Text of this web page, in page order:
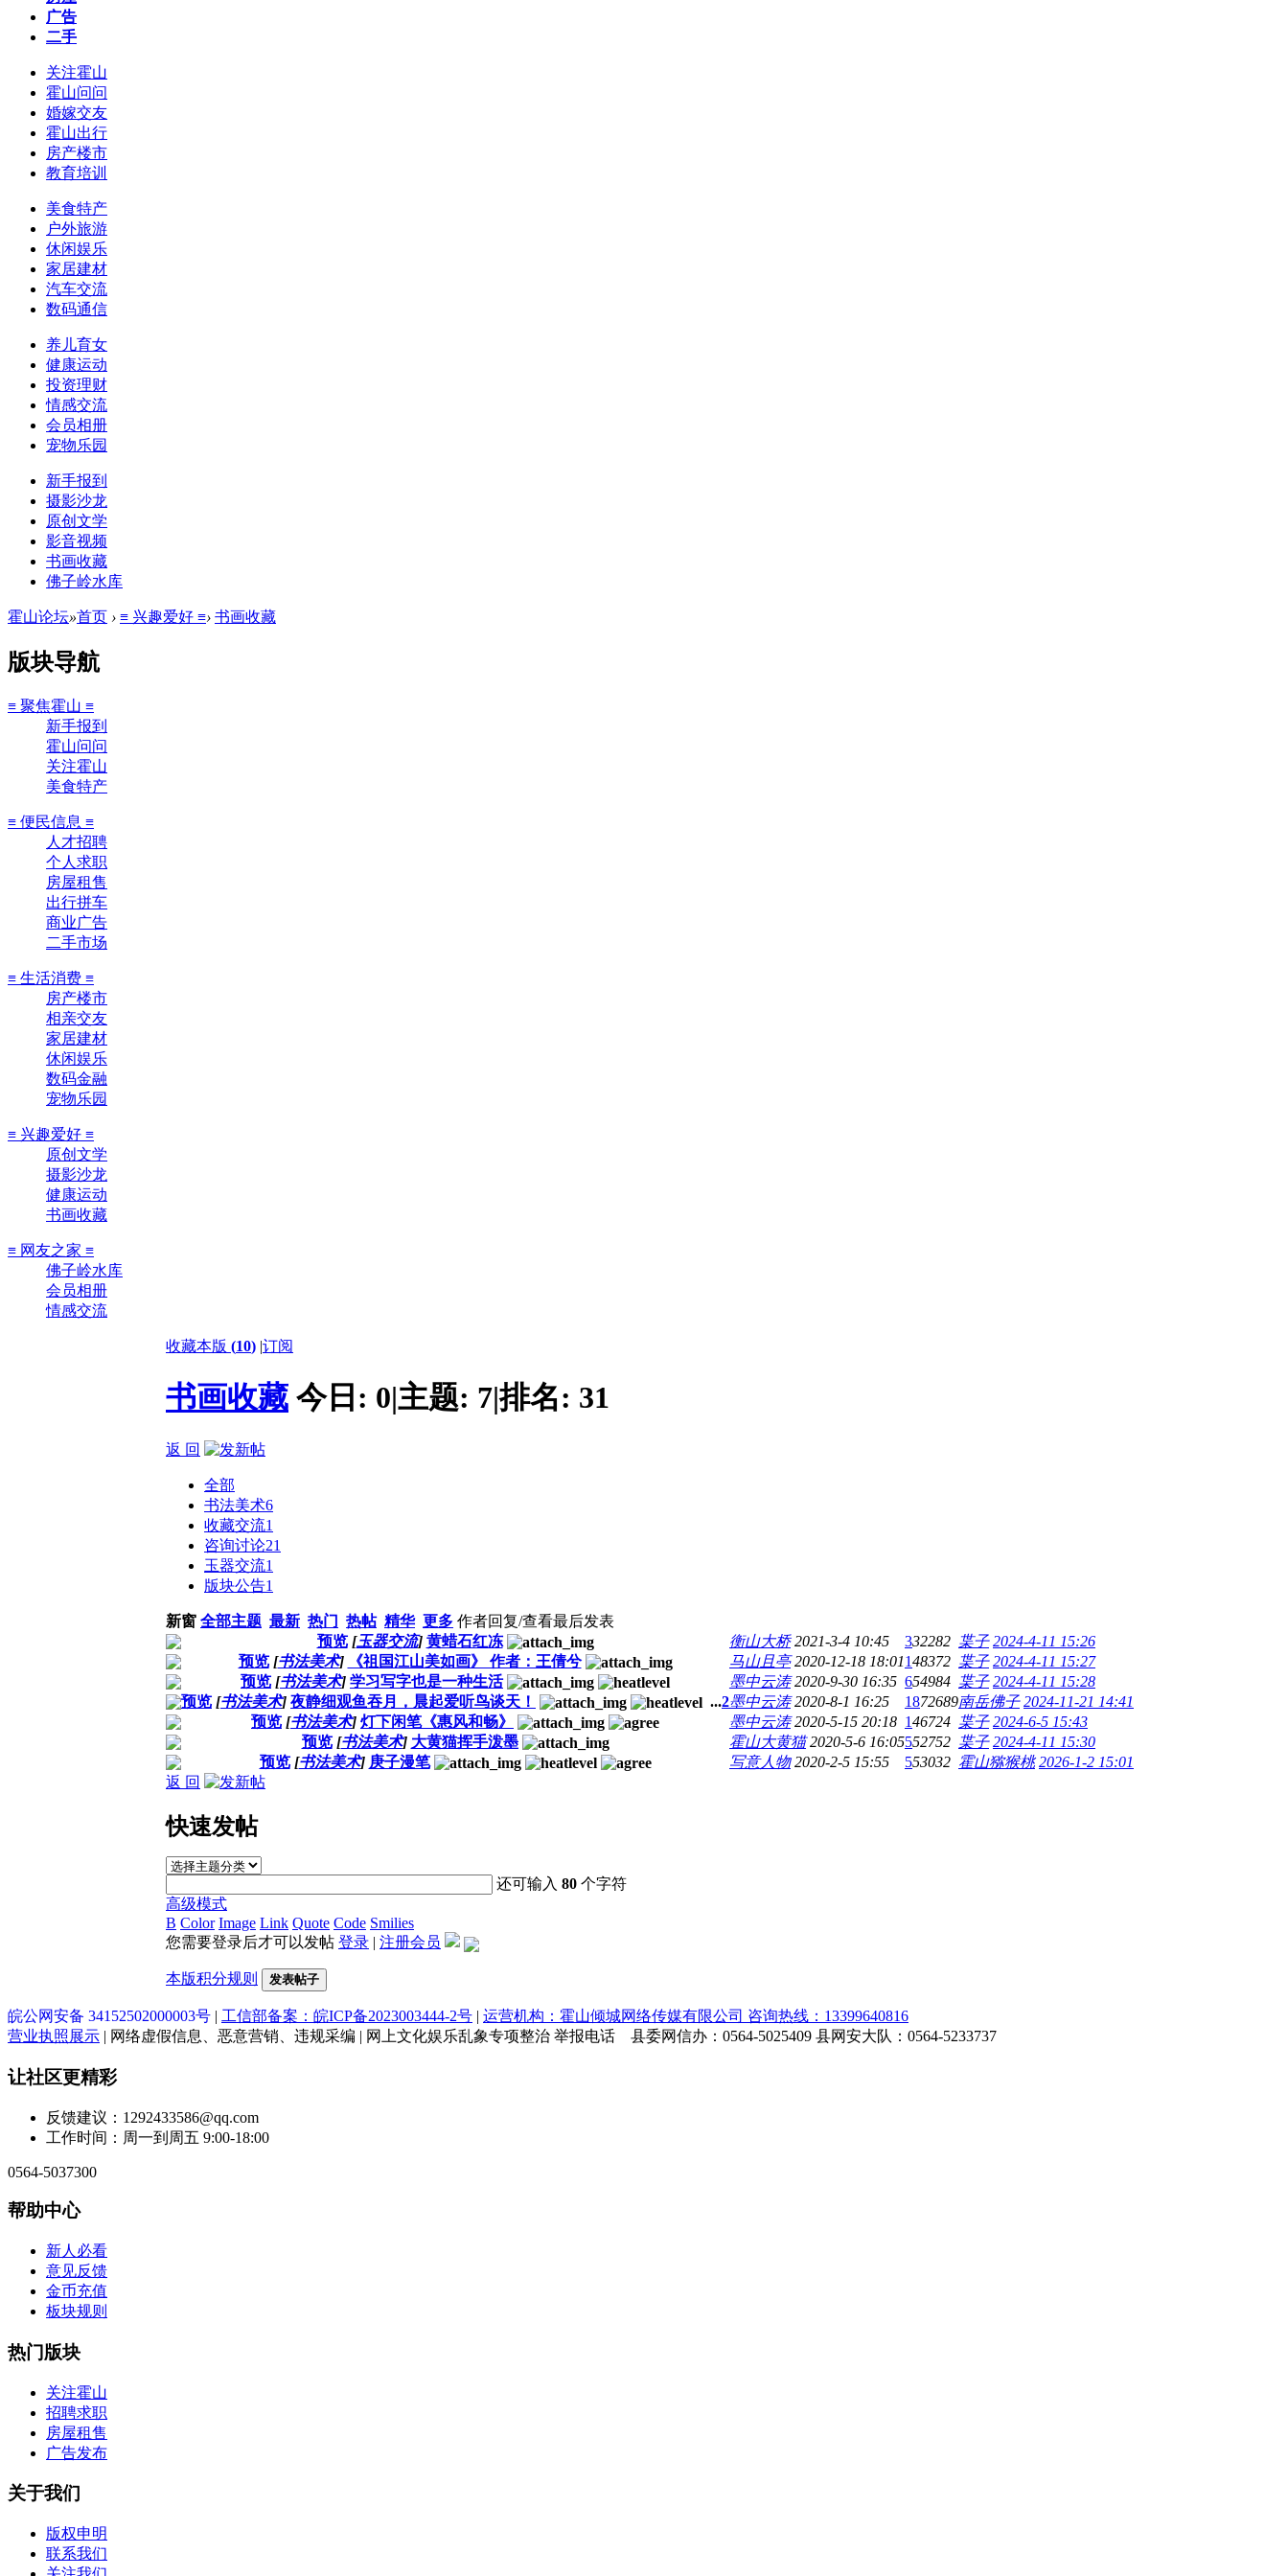
广告
二手
关注霍山
霍山问问
婚嫁交友
霍山出行
房产楼市
教育培训
美食特产
户外旅游
休闲娱乐
家居建材
汽车交流
数码通信
养儿育女
健康运动
投资理财
情感交流
会员相册
宠物乐园
新手报到
摄影沙龙
原创文学
影音视频
书画收藏
佛子岭水库
霍山论坛»首页 › ≡ 兴趣爱好 ≡› 书画收藏
版块导航
≡ 聚焦霍山 ≡
新手报到
霍山问问
关注霍山
美食特产
≡ 便民信息 ≡
人才招聘
个人求职
房屋租售
出行拼车
商业广告
二手市场
≡ 生活消费 ≡
房产楼市
相亲交友
家居建材
休闲娱乐
数码金融
宠物乐园
≡ 兴趣爱好 ≡
原创文学
摄影沙龙
健康运动
书画收藏
≡ 网友之家 ≡
佛子岭水库
会员相册
情感交流
收藏本版 (10) |订阅
书画收藏 今日: 0|主题: 7|排名: 31
返 回
全部
书法美术6
收藏交流1
咨询讨论21
玉器交流1
版块公告1
新窗 全部主题 最新 热门 热帖 精华 更多 作者回复/查看最后发表
预览 [玉器交流] 黄蜡石红冻 衡山大桥 2021-3-4 10:45 332282 枼子 2024-4-11 15:26
预览 [书法美术] 《祖国江山美如画》 作者：王倩兮 马山且亭 2020-12-18 18:01148372 枼子 2024-4-11 15:27
预览 [书法美术] 学习写字也是一种生活 墨中云涛 2020-9-30 16:35 654984 枼子 2024-4-11 15:28
预览 [书法美术] 夜静细观鱼吞月，晨起爱听鸟谈天！ ...2墨中云涛 2020-8-1 16:25 1872689南岳佛子 2024-11-21 14:41
预览 [书法美术] 灯下闲笔《惠风和畅》 墨中云涛 2020-5-15 20:18 146724 枼子 2024-6-5 15:43
预览 [书法美术] 大黄猫挥手泼墨 霍山大黄猫 2020-5-6 16:05552752 枼子 2024-4-11 15:30
预览 [书法美术] 庚子漫笔 写意人物 2020-2-5 15:55 553032 霍山猕猴桃 2026-1-2 15:01
返 回
快速发帖
还可输入80 个字符
高级模式
B Color Image Link Quote Code Smilies
您需要登录后才可以发帖 登录 | 注册会员
本版积分规则 发表帖子
皖公网安备 34152502000003号 | 工信部备案：皖ICP备2023003444-2号 | 运营机构：霍山倾城网络传媒有限公司 咨询热线：13399640816
营业执照展示 | 网络虚假信息、恶意营销、违规采编 | 网上文化娱乐乱象专项整治 举报电话 县委网信办：0564-5025409 县网安大队：0564-5233737
让社区更精彩
反馈建议：1292433586@qq.com
工作时间：周一到周五 9:00-18:00
0564-5037300
帮助中心
新人必看
意见反馈
金币充值
板块规则
热门版块
关注霍山
招聘求职
房屋租售
广告发布
关于我们
版权申明
联系我们